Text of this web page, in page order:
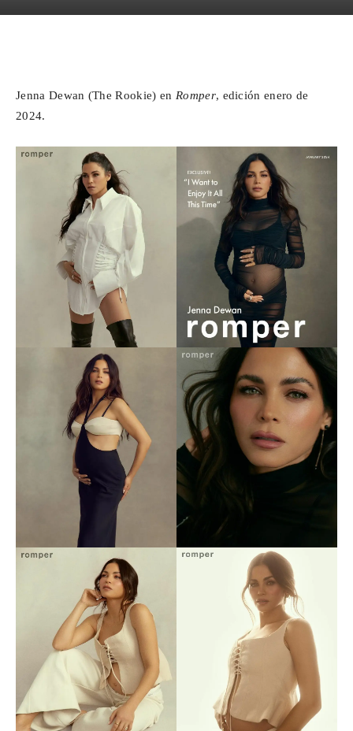
Jenna Dewan (The Rookie) en Romper, edición enero de
2024.